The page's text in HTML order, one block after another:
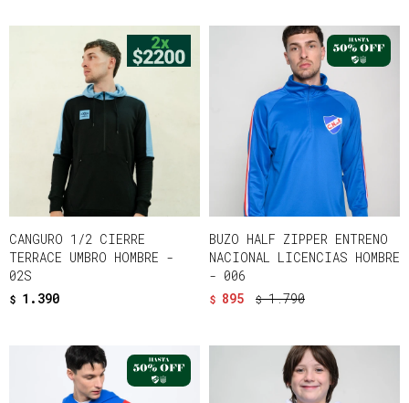
CANGURO 1/2 CIERRE
TERRACE UMBRO HOMBRE -
02S
$ 1.390
BUZO HALF ZIPPER ENTRENO
NACIONAL LICENCIAS HOMBRE
- 006
$ 895 $ 1.790